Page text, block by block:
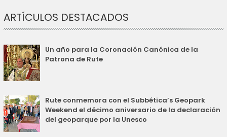
ARTÍCULOS DESTACADOS
Un año para la Coronación Canónica de la
Patrona de Rute
Rute conmemora con el Subbética’s Geopark
Weekend el décimo aniversario de la declaración
del geoparque por la Unesco